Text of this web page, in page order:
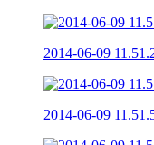
2014-06-09
2014-06-09